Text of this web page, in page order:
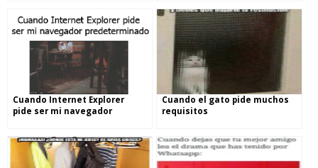
Cuando Internet Explorer
pide ser mi navegador
Cuando el gato pide muchos
requisitos